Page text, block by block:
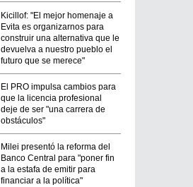
Kicillof: "El mejor homenaje a
Evita es organizarnos para
construir una alternativa que le
devuelva a nuestro pueblo el
futuro que se merece"
El PRO impulsa cambios para
que la licencia profesional
deje de ser "una carrera de
obstáculos"
Milei presentó la reforma del
Banco Central para "poner fin
a la estafa de emitir para
financiar a la política"